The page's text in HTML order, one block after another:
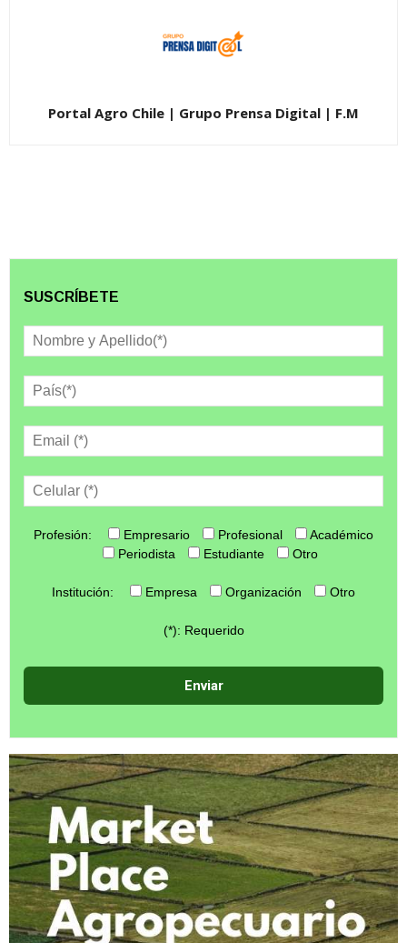
Portal Agro Chile | Grupo Prensa Digital | F.M
SUSCRÍBETE
Profesión: Empresario Profesional
Académico
Periodista
Estudiante Otro
Institución: Empresa Organización Otro
(*): Requerido